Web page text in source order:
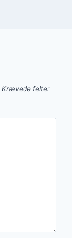
Krævede felter